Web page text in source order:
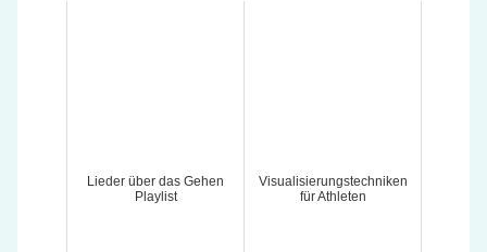
Lieder über das Gehen
Playlist
Visualisierungstechniken
für Athleten